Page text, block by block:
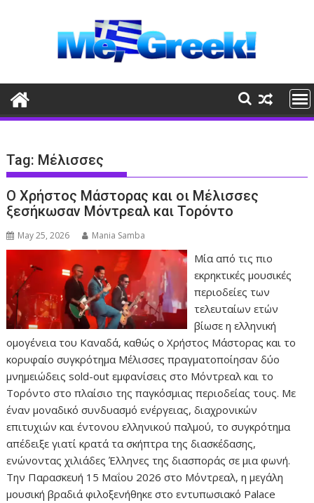
Tag: Μέλισσες
Ο Χρήστος Μάστορας και οι Μέλισσες
ξεσήκωσαν Μόντρεαλ και Τορόντο
May 25, 2026 Mania Samba
Μία από τις πιο
εκρηκτικές μουσικές
περιοδείες των
τελευταίων ετών
βίωσε η ελληνική
ομογένεια του Καναδά, καθώς ο Χρήστος Μάστορας και το
κορυφαίο συγκρότημα Μέλισσες πραγματοποίησαν δύο
μνημειώδεις sold-out εμφανίσεις στο Μόντρεαλ και το
Τορόντο στο πλαίσιο της παγκόσμιας περιοδείας τους. Με
έναν μοναδικό συνδυασμό ενέργειας, διαχρονικών
επιτυχιών και έντονου ελληνικού παλμού, το συγκρότημα
απέδειξε γιατί κρατά τα σκήπτρα της διασκέδασης,
ενώνοντας χιλιάδες Έλληνες της διασποράς σε μια φωνή.
Την Παρασκευή 15 Μαΐου 2026 στο Μόντρεαλ, η μεγάλη
μουσική βραδιά φιλοξενήθηκε στο εντυπωσιακό Palace